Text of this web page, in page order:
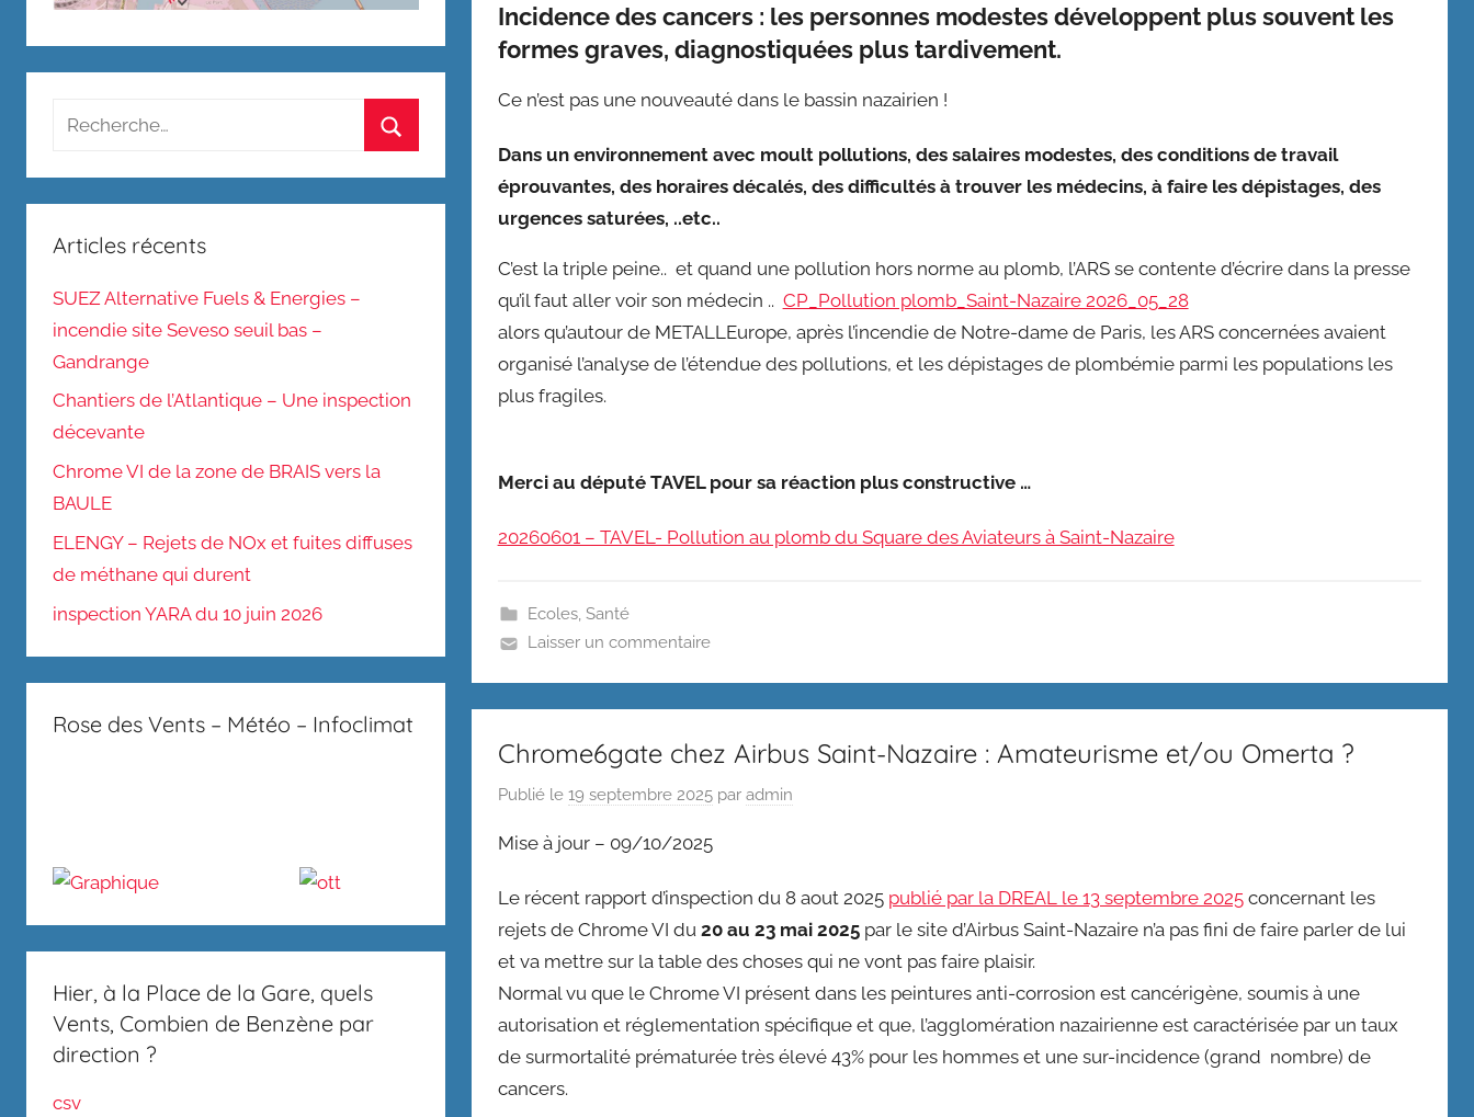
Incidence des cancers : les personnes modestes développent plus souvent les
formes graves, diagnostiquées plus tardivement.
Ce n’est pas une nouveauté dans le bassin nazairien !
Dans un environnement avec moult pollutions, des salaires modestes, des conditions de travail
éprouvantes, des horaires décalés, des difficultés à trouver les médecins, à faire les dépistages, des
urgences saturées, ..etc..
C’est la triple peine.. et quand une pollution hors norme au plomb, l’ARS se contente d’écrire dans la presse
qu’il faut aller voir son médecin .. CP_Pollution plomb_Saint-Nazaire 2026_05_28
alors qu’autour de METALLEurope, après l’incendie de Notre-dame de Paris, les ARS concernées avaient
organisé l’analyse de l’étendue des pollutions, et les dépistages de plombémie parmi les populations les
plus fragiles.
Merci au député TAVEL pour sa réaction plus constructive …
20260601 – TAVEL- Pollution au plomb du Square des Aviateurs à Saint-Nazaire
Ecoles,Santé
Laisser un commentaire
Chrome6gate chez Airbus Saint-Nazaire : Amateurisme et/ou Omerta ?
Publié le 19 septembre 2025par admin
Mise à jour – 09/10/2025
Le récent rapport d’inspection du 8 aout 2025 publié par la DREAL le 13 septembre 2025concernant les
rejets de Chrome VI du 20 au 23 mai 2025par le site d’Airbus Saint-Nazaire n’a pas fini de faire parler de lui
et va mettre sur la table des choses qui ne vont pas faire plaisir.
Normal vu que le Chrome VI présent dans les peintures anti-corrosion est cancérigène, soumis à une
autorisation et réglementation spécifique et que, l’agglomération nazairienne est caractérisée par un taux
de surmortalité prématurée très élevé 43% pour les hommes et une sur-incidence (grand nombre) de
cancers.
Recherche
:
Articles récents
SUEZ Alternative Fuels & Energies –
incendie site Seveso seuil bas –
Gandrange
Chantiers de l’Atlantique – Une inspection
décevante
Chrome VI de la zone de BRAIS vers la
BAULE
ELENGY – Rejets de NOx et fuites diffuses
de méthane qui durent
inspection YARA du 10 juin 2026
Rose des Vents – Météo – Infoclimat
Hier, à la Place de la Gare, quels
Vents, Combien de Benzène par
direction ?
csv